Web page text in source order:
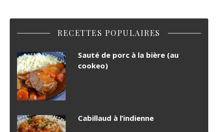
RECETTES POPULAIRES
Sauté de porc à la bière (au
cookeo)
Cabillaud à l’indienne